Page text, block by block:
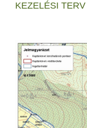
KEZELÉSI